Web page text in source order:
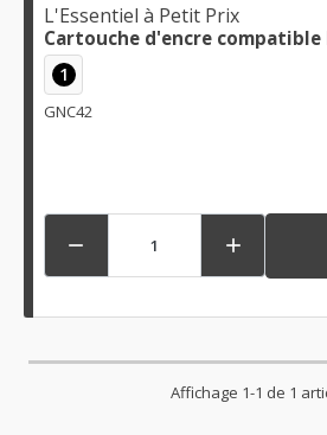
L'Essentiel à Petit Prix
Cartouche d'encre compatible
1
GNC42
 
Affichage 1-1 de 1